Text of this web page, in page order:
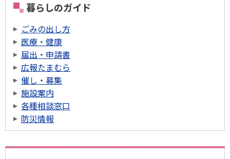
暮らしのガイド
ごみの出し方
医療・健康
届出・申請書
広報たまむら
催し・募集
施設案内
各種相談窓口
防災情報